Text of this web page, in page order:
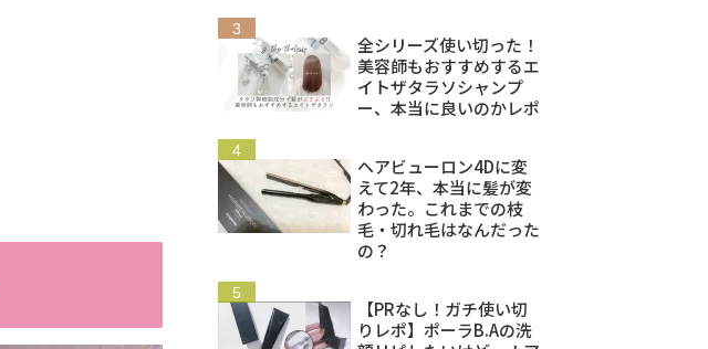
全シリーズ使い切った！
美容師もおすすめするエ
イトザタラソシャンプ
ー、本当に良いのかレポ
ヘアビューロン4Dに変
えて2年、本当に髪が変
わった。これまでの枝
毛・切れ毛はなんだった
の？
【PRなし！ガチ使い切
りレポ】ポーラB.Aの洗